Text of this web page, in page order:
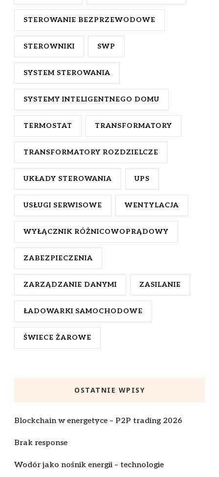
STEROWANIE BEZPRZEWODOWE
STEROWNIKI SWP
SYSTEM STEROWANIA
SYSTEMY INTELIGENTNEGO DOMU
TERMOSTAT TRANSFORMATORY
TRANSFORMATORY ROZDZIELCZE
UKŁADY STEROWANIA UPS
USŁUGI SERWISOWE WENTYLACJA
WYŁĄCZNIK RÓŻNICOWOPRĄDOWY
ZABEZPIECZENIA
ZARZĄDZANIE DANYMI ZASILANIE
ŁADOWARKI SAMOCHODOWE
ŚWIECE ŻAROWE
OSTATNIE WPISY
Blockchain w energetyce – P2P trading 2026
Brak response
Wodór jako nośnik energii – technologie